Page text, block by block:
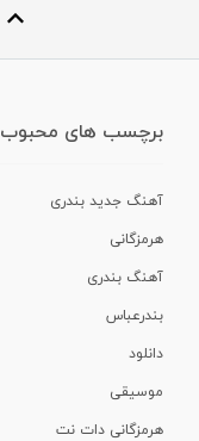
برچسب های محبوب
آهنگ جدید بندری
هرمزگانی
آهنگ بندری
بندرعباس
دانلود
موسیقی
هرمزگانی دات نت